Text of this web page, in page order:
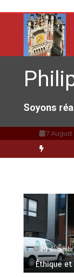
contenu
Soyons
7 August
Calais, C’est une raclée
20
Éthique et